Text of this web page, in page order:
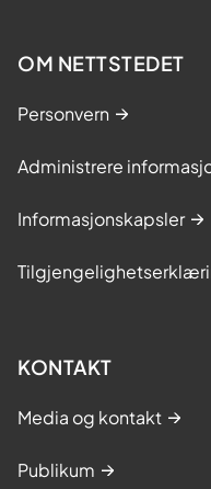
OM NETTSTEDET
Personvern
Administrere
Informasjonskapsler
KONTAKT
Media og kontakt
Publikum